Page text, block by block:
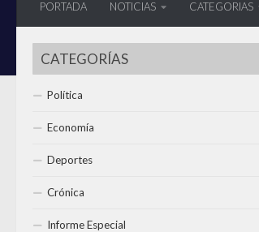
PORTADA NOTICIAS CATEGORIAS
CATEGORÍAS
Política
Economía
Deportes
Crónica
Informe Especial